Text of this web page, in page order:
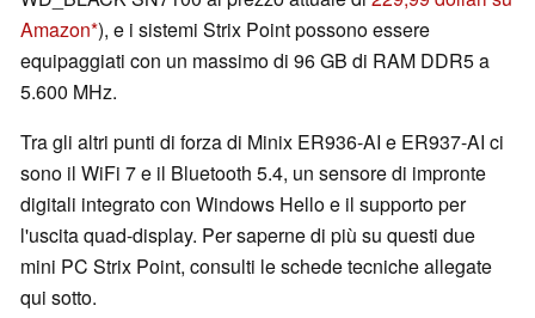
Amazon ), e i sistemi Strix Point possono essere
equipaggiati con un massimo di 96 GB di RAM DDR5 a
5.600 MHz.
Tra gli altri punti di forza di Minix ER936-AI e ER937-AI ci
sono il WiFi 7 e il Bluetooth 5.4, un sensore di impronte
digitali integrato con Windows Hello e il supporto per
l'uscita quad-display. Per saperne di più su questi due
mini PC Strix Point, consulti le schede tecniche allegate
qui sotto.